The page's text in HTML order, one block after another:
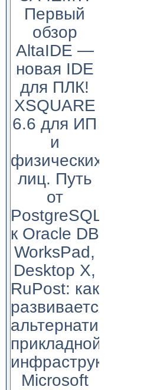
Первый
обзор
AltaIDE —
новая IDE
для ПЛК!
XSQUARE
6.6 для ИП
и
физических
лиц. Путь
от
PostgreSQL
к Oracle DB
WorksPad,
Desktop X,
RuPost: как
развивается
альтернатива
прикладной
инфраструктуре
Microsoft